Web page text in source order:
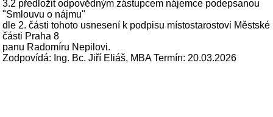
3.2 předložit odpovědným zástupcem nájemce podepsanou
"Smlouvu o nájmu"
dle 2. části tohoto usnesení k podpisu místostarostovi Městské
části Praha 8
panu Radomíru Nepilovi.
Zodpovídá: Ing. Bc. Jiří Eliáš, MBA Termín: 20.03.2026